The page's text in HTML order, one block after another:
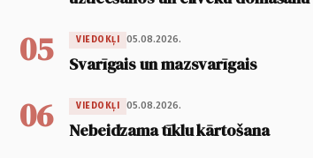
05 VIEDOKĻI 05.08.2026.
Svarīgais un mazsvarīgais
06 VIEDOKĻI 05.08.2026.
Nebeidzama tīklu kārtošana